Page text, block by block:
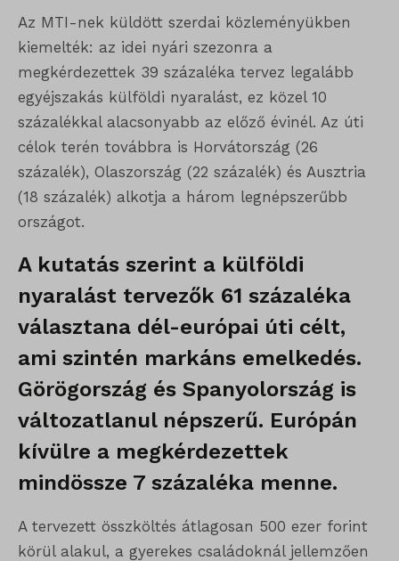
Az MTI-nek küldött szerdai közleményükben
kiemelték: az idei nyári szezonra a
megkérdezettek 39 százaléka tervez legalább
egyéjszakás külföldi nyaralást, ez közel 10
százalékkal alacsonyabb az előző évinél. Az úti
célok terén továbbra is Horvátország (26
százalék), Olaszország (22 százalék) és Ausztria
(18 százalék) alkotja a három legnépszerűbb
országot.
A kutatás szerint a külföldi
nyaralást tervezők 61 százaléka
választana dél-európai úti célt,
ami szintén markáns emelkedés.
Görögország és Spanyolország is
változatlanul népszerű. Európán
kívülre a megkérdezettek
mindössze 7 százaléka menne.
A tervezett összköltés átlagosan 500 ezer forint
körül alakul, a gyerekes családoknál jellemzően